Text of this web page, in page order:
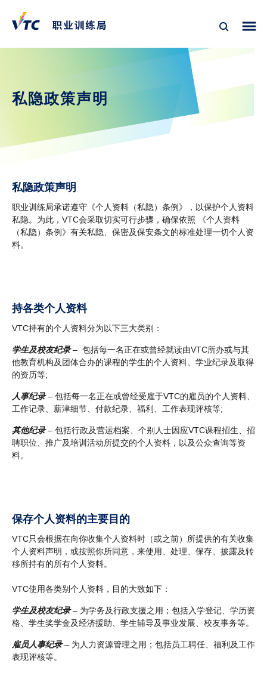
私隐政策声明
私隐政策声明
职业训练局承诺遵守《个人资料（私隐）条例》，以保护个人资料
私隐。为此，VTC会采取切实可行步骤，确保依照 《个人资料
（私隐）条例》有关私隐、保密及保安条文的标准处理一切个人资
料。
持各类个人资料
VTC持有的个人资料分为以下三大类别：
学生及校友纪录– 包括每一名正在或曾经就读由VTC所办或与其
他教育机构及团体合办的课程的学生的个人资料、学业纪录及取得
的资历等;
人事纪录– 包括每一名正在或曾经受雇于VTC的雇员的个人资料、
工作记录、薪津细节、付款纪录、福利、工作表现评核等;
其他纪录– 包括行政及营运档案、个别人士因应VTC课程招生、招
聘职位、推广及培训活动所提交的个人资料，以及公众查询等资
料。
保存个人资料的主要目的
VTC只会根据在向你收集个人资料时（或之前）所提供的有关收集
个人资料声明，或按照你所同意，来使用、处理、保存、披露及转
移所持有的所有个人资料。
VTC使用各类别个人资料，目的大致如下：
学生及校友纪录– 为学务及行政支援之用；包括入学登记、学历资
格、学生奖学金及经济援助、学生辅导及事业发展、校友事务等。
雇员人事纪录– 为人力资源管理之用；包括员工聘任、福利及工作
表现评核等。